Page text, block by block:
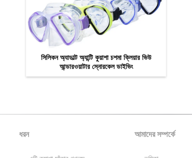
সিলিকন অ্যাডাল্ট অ্যান্টি কুয়াশা চশমা ক্লিয়ার ভিউ
আন্ডারওয়াটার স্নোরকেল ডাইভিং
ধরন আমাদের সম্পর্কে